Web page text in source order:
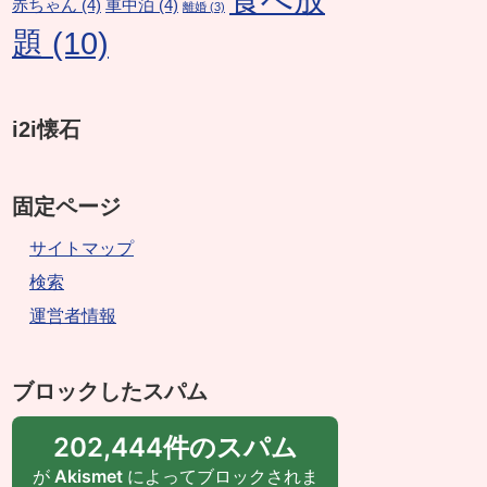
赤ちゃん (4) 車中泊 (4) 離婚 (3)
題 (10)
i2i懐石
固定ページ
サイトマップ
検索
運営者情報
ブロックしたスパム
202,444件のスパム
が Akismetによってブロックされま